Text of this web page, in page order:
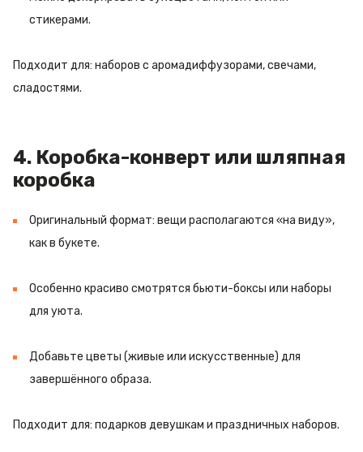
стикерами.
Подходит для: наборов с аромадиффузорами, свечами,
сладостями.
4. Коробка-конверт или шляпная
коробка
Оригинальный формат: вещи располагаются «на виду»,
как в букете.
Особенно красиво смотрятся бьюти-боксы или наборы
для уюта.
Добавьте цветы (живые или искусственные) для
завершённого образа.
Подходит для: подарков девушкам и праздничных наборов.